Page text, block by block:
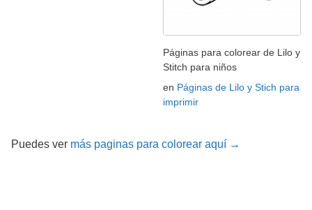
Páginas para colorear de Lilo y
Stitch para niños
en Páginas de Lilo y Stich para
imprimir
Puedes ver más paginas para colorear aquí →